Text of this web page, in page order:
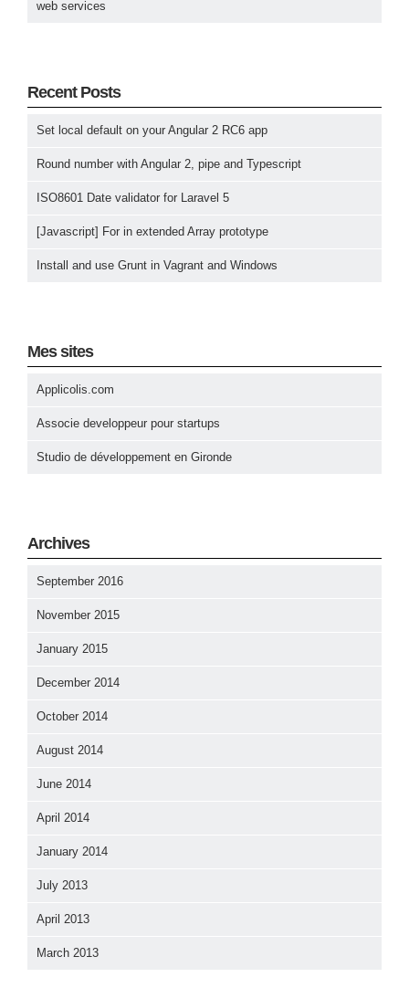
web services
Recent Posts
Set local default on your Angular 2 RC6 app
Round number with Angular 2, pipe and Typescript
ISO8601 Date validator for Laravel 5
[Javascript] For in extended Array prototype
Install and use Grunt in Vagrant and Windows
Mes sites
Applicolis.com
Associe developpeur pour startups
Studio de développement en Gironde
Archives
September 2016
November 2015
January 2015
December 2014
October 2014
August 2014
June 2014
April 2014
January 2014
July 2013
April 2013
March 2013